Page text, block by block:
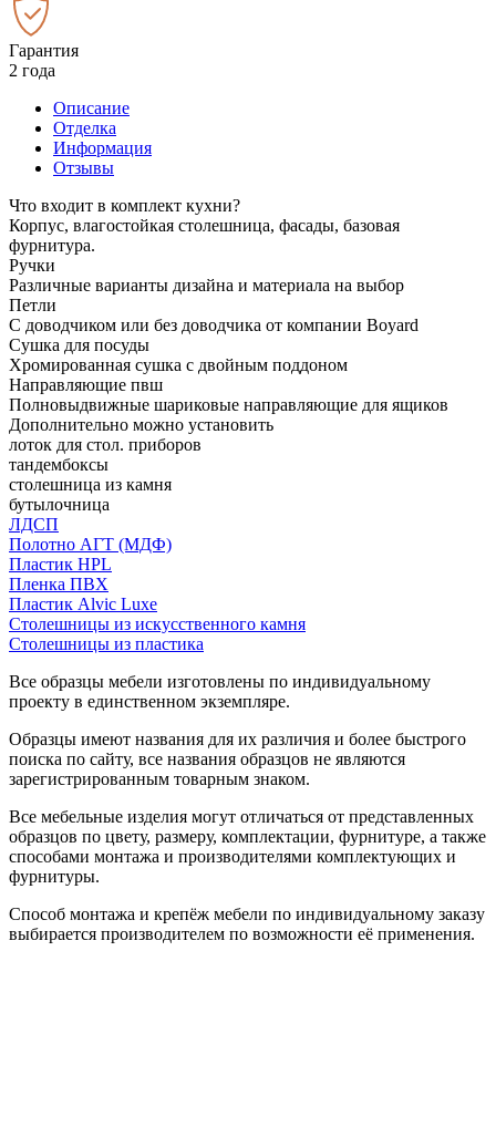
Гарантия
2 года
Описание
Отделка
Информация
Отзывы
Что входит в комплект кухни?
Корпус, влагостойкая столешница, фасады, базовая
фурнитура.
Ручки
Различные варианты дизайна и материала на выбор
Петли
С доводчиком или без доводчика от компании Boyard
Сушка для посуды
Хромированная сушка с двойным поддоном
Направляющие пвш
Полновыдвижные шариковые направляющие для ящиков
Дополнительно можно установить
лоток для стол. приборов
тандембоксы
столешница из камня
бутылочница
ЛДСП
Полотно АГТ (МДФ)
Пластик HPL
Пленка ПВХ
Пластик Alvic Luxe
Столешницы из искусственного камня
Столешницы из пластика
Все образцы мебели изготовлены по индивидуальному
проекту в единственном экземпляре.
Образцы имеют названия для их различия и более быстрого
поиска по сайту, все названия образцов не являются
зарегистрированным товарным знаком.
Все мебельные изделия могут отличаться от представленных
образцов по цвету, размеру, комплектации, фурнитуре, а также
способами монтажа и производителями комплектующих и
фурнитуры.
Способ монтажа и крепёж мебели по индивидуальному заказу
выбирается производителем по возможности её применения.